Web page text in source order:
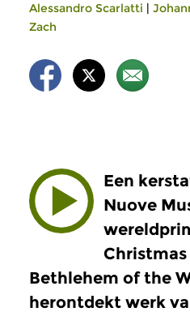
Alessandro Scarlatti |
Zach
Een
Nuove
Bethlehem of the
herontdekt werk